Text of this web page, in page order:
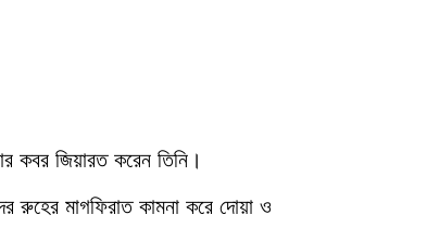
কবর জিয়ারত করেন তিনি।
রুহের মাগফিরাত কামনা করে দোয়া ও